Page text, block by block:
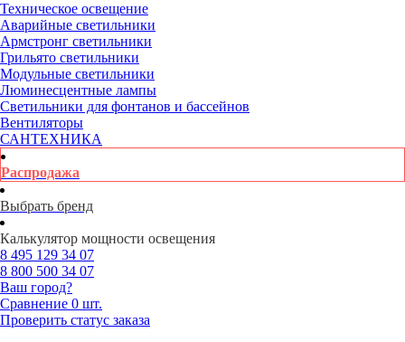
Техническое освещение
Аварийные светильники
Армстронг светильники
Грильято светильники
Модульные светильники
Люминесцентные лампы
Светильники для фонтанов и бассейнов
Вентиляторы
САНТЕХНИКА
Распродажа
Выбрать бренд
Калькулятор мощности освещения
8 495 129 34 07
8 800 500 34 07
Ваш город?
Сравнение 0 шт.
Проверить статус заказа